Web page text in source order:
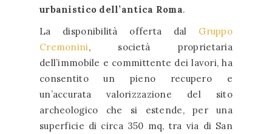
urbanistico dell’antica Roma.
La disponibilità offerta dal Gruppo
Cremonini, società proprietaria
dell’immobile e committente dei lavori, ha
consentito un pieno recupero e
un’accurata valorizzazione del sito
archeologico che si estende, per una
superficie di circa 350 mq, tra via di San